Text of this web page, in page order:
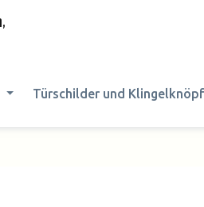
springen
Türschilder und